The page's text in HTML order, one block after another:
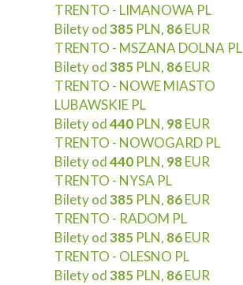
TRENTO - LIMANOWA PL
Bilety od385 PLN, 86EUR
TRENTO - MSZANA DOLNA PL
Bilety od385 PLN, 86EUR
TRENTO - NOWE MIASTO
LUBAWSKIE PL
Bilety od440 PLN, 98EUR
TRENTO - NOWOGARD PL
Bilety od440 PLN, 98EUR
TRENTO - NYSA PL
Bilety od385 PLN, 86EUR
TRENTO - RADOM PL
Bilety od385 PLN, 86EUR
TRENTO - OLESNO PL
Bilety od385 PLN, 86EUR